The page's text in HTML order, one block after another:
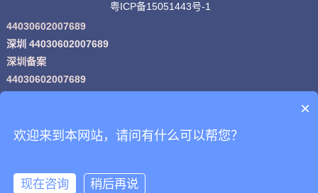
粤ICP备15051443号-1
44030602007689
深圳 44030602007689
深圳备案
44030602007689
网站地图
×
欢迎来到本网站，请问有什么可以帮您？
现在咨询 稍后再说